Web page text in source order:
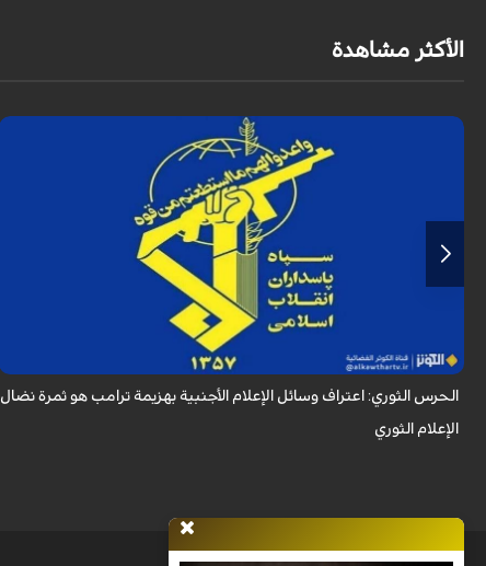
الأكثر مشاهدة
أكد الحرس الثوري في بيان له بمناسبة يوم الصحفي، وذكرى استشهاد الصحفي
محمود صارمي، أن اعتراف وسائل الإعلام الأجنبية بهزيمة ترامب هو ثمرة نضال
الحرس الثوري: اعتراف وسائل الإعلام الأجنبية بهزيمة ترامب هو ثمرة نضال
الإعلام الثوري